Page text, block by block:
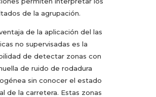
de la agrupación.
de la aplicación del las
no supervisadas es la
de detectar zonas con
de ruido de rodadura
sin conocer el estado
de la carretera. Estas zonas